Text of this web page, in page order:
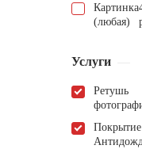
Картинка
(любая)
Услуги
Ретушь
Покрытие